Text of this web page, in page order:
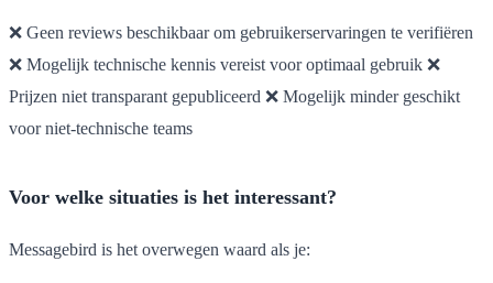
❌ Geen reviews beschikbaar om gebruikerservaringen te verifiëren
❌ Mogelijk technische kennis vereist voor optimaal gebruik ❌
Prijzen niet transparant gepubliceerd ❌ Mogelijk minder geschikt
voor niet-technische teams
Voor welke situaties is het interessant?
Messagebird is het overwegen waard als je: